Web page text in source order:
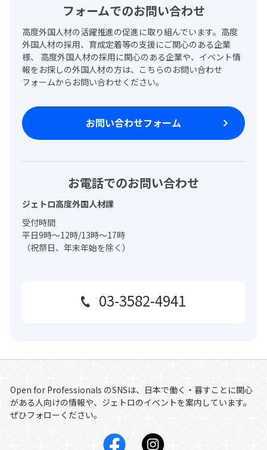
フォームでのお問い合わせ
高度外国人材の活躍推進の促進に取り組んでいます。高度
外国人材の採用、育成定着等の支援にご関心のある企業
様、 高度外国人材の採用に関心のある企業や、イベント情
報をお探しの外国人材の方は、こちらのお問い合わせ
フォームからお問い合わせください。
お問い合わせフォーム
お電話でのお問い合わせ
ジェトロ高度外国人材課
受付時間
平日9時～12時/13時～17時
（祝祭日、年末年始を除く）
03-3582-4941
Open for Professionals のSNSは、日本で働く・暮すことに関心
がある人向けの情報や、ジェトロのイベントを案内しています。
ぜひフォローください。